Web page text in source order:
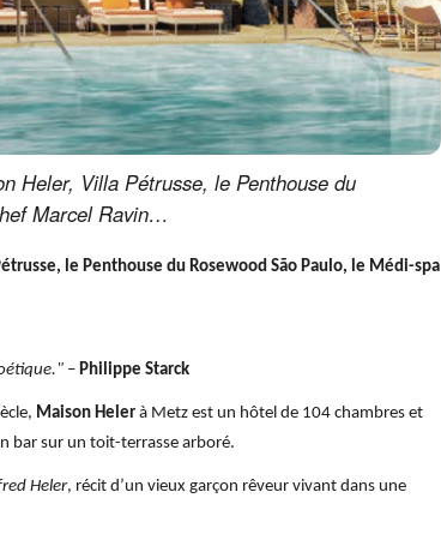
Heler, Villa Pétrusse, le Penthouse du
Marcel Ravin…
le Penthouse du Rosewood São Paulo, le Médi-spa
– Philippe Starck
Maison Heler à Metz est un hôtel de 104 chambres et
bar sur un toit-terrasse arboré.
Heler, récit d’un vieux garçon rêveur vivant dans une